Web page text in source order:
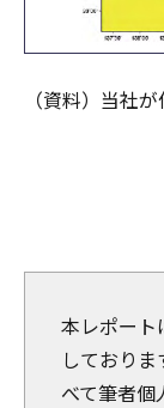
（資料）当社
本レポート
しており
べて筆者個